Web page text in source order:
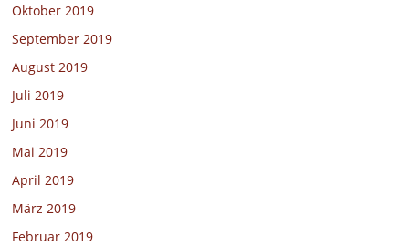
Oktober 2019
September 2019
August 2019
Juli 2019
Juni 2019
Mai 2019
April 2019
März 2019
Februar 2019